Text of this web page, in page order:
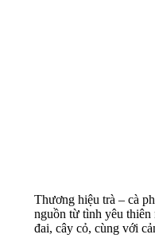
Thương hiệu trà – cà
nguồn từ tình yêu
đai, cây cỏ, cùng với